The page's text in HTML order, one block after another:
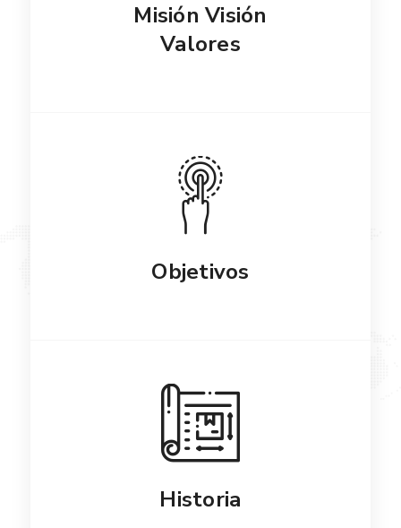
Misión Visión
Valores
Objetivos
Historia